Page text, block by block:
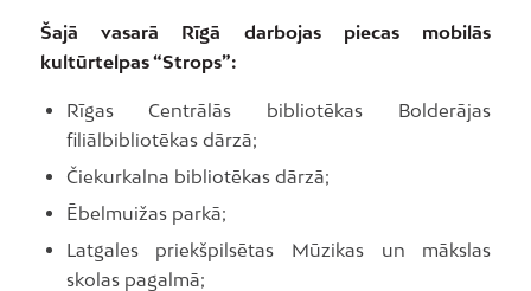
Šajā vasarā Rīgā darbojas piecas mobilās
kultūrtelpas “Strops”:
Rīgas Centrālās bibliotēkas Bolderājas
filiālbibliotēkas dārzā;
Čiekurkalna bibliotēkas dārzā;
Ēbelmuižas parkā;
Latgales priekšpilsētas Mūzikas un mākslas
skolas pagalmā;